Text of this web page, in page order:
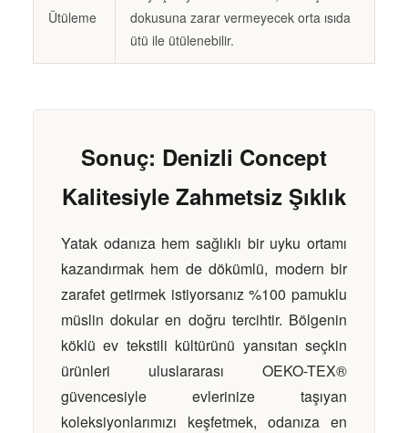
Ütüleme
dokusuna zarar vermeyecek orta ısıda
ütü ile ütülenebilir.
Sonuç: Denizli Concept
Kalitesiyle Zahmetsiz Şıklık
Yatak odanıza hem sağlıklı bir uyku ortamı
kazandırmak hem de dökümlü, modern bir
zarafet getirmek istiyorsanız %100 pamuklu
müslin dokular en doğru tercihtir. Bölgenin
köklü ev tekstili kültürünü yansıtan seçkin
ürünleri uluslararası OEKO-TEX®
güvencesiyle evlerinize taşıyan
koleksiyonlarımızı keşfetmek, odanıza en